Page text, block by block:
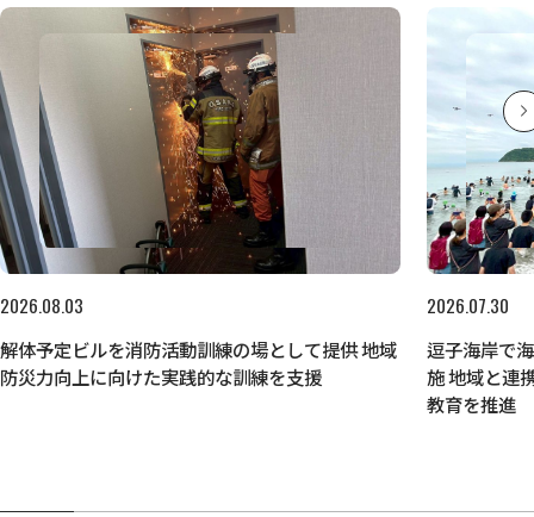
2026.08.03
解体予定ビルを消防活動訓練の場として提供 地域
防災力向上に向けた実践的な訓練を支援
2026.07.30
逗子海岸で
施 地域と連
教育を推進